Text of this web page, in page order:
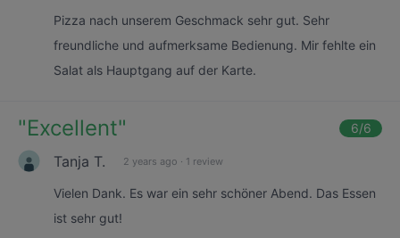
Pizza nach unserem Geschmack sehr gut. Sehr
freundliche und aufmerksame Bedienung. Mir fehlte ein
Salat als Hauptgang auf der Karte.
"Excellent" 6/6
Tanja T. 2 years ago · 1 review
Vielen Dank. Es war ein sehr schöner Abend. Das Essen
ist sehr gut!